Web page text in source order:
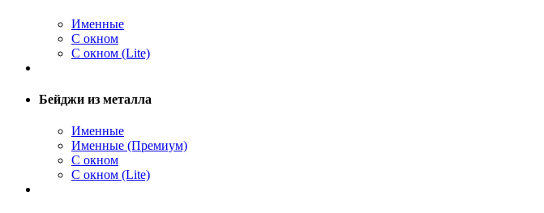
Именные
С окном
С окном (Lite)
Бейджи из металла
Именные
Именные (Премиум)
С окном
С окном (Lite)